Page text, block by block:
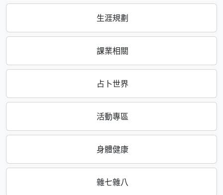
生涯規劃
課業相關
占卜世界
活動專區
身體健康
雜七雜八